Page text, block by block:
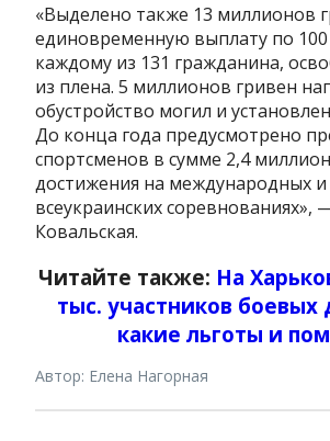
«Выделено также 13 миллионов
единовременную выплату по 100
каждому из 131 гражданина,
из плена. 5 миллионов гривен
обустройство могил и
До конца года предусмотрено
спортсменов в сумме 2,4
достижения на международных и
всеукраинских соревнованиях»,
Ковальская.
Читайте также: На
тыс. участников боевых
какие льготы и
Автор: Елена Нагорная